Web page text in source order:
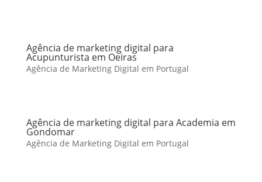
Agência de marketing digital para
Acupunturista em Oeiras
Agência de Marketing Digital em Portugal
Agência de marketing digital para Academia em
Gondomar
Agência de Marketing Digital em Portugal